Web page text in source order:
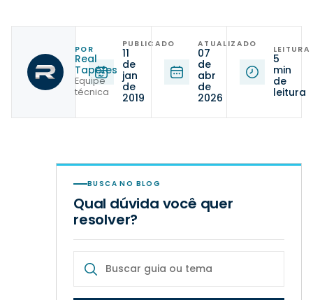
POR
Real
Tapetes
Equipe
técnica
PUBLICADO
11
de
jan
de
2019
ATUALIZADO
07
de
abr
de
2026
LEITURA
5
min
de
leitura
BUSCA NO BLOG
Qual dúvida você quer
resolver?